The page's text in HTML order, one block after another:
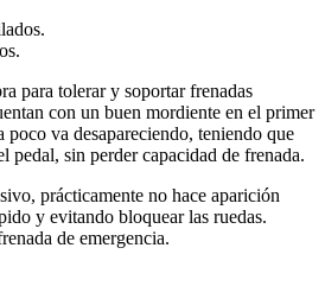
para tolerar y soportar frenadas
con un buen mordiente en el primer
poco va desapareciendo, teniendo que
pedal, sin perder capacidad de frenada.
prácticamente no hace aparición
y evitando bloquear las ruedas.
de emergencia.